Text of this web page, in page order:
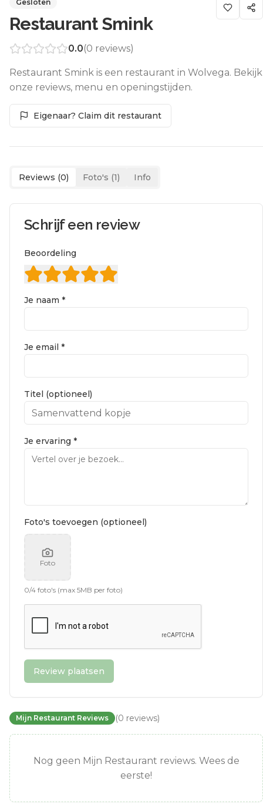
Gesloten
Restaurant Smink
0.0(0 reviews)
Restaurant Smink is een restaurant in Wolvega. Bekijk
onze reviews, menu en openingstijden.
Eigenaar? Claim dit restaurant
Reviews (0) Foto's (1) Info
Schrijf een review
Beoordeling
Je naam *
Je email *
Titel (optioneel)
Je ervaring *
Foto's toevoegen (optioneel)
Foto
0/4 foto's (max 5MB per foto)
Review plaatsen
Mijn Restaurant Reviews (0 reviews)
Nog geen Mijn Restaurant reviews. Wees de
eerste!